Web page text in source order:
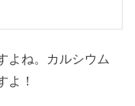
よね。カルシウム
よ！